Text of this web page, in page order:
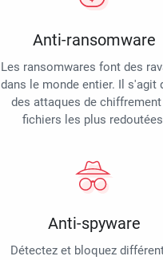
Anti-ransomware
Les ransomwares font des
dans le monde entier. Il s'agit
des attaques de
fichiers les plus
Anti-spyware
Détectez et bloquez